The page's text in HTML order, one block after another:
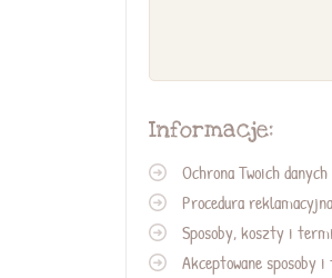
Informacje:
Ochrona Twoich danych
Procedura reklamacyjna
Sposoby, koszty i
Akceptowane sposoby